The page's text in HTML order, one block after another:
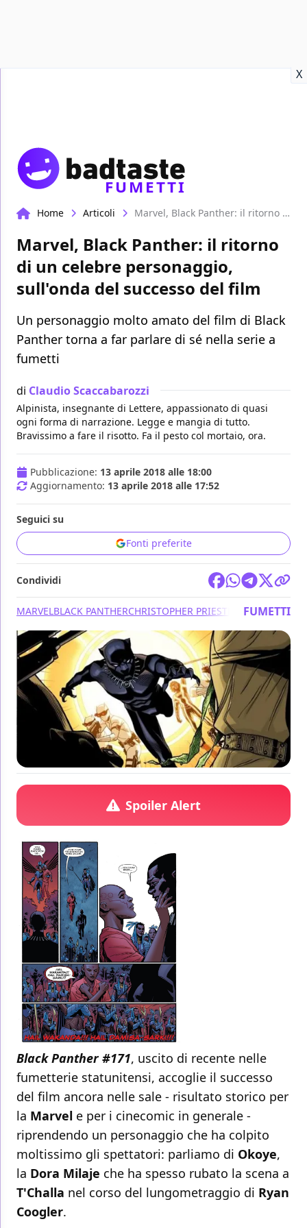
X
FUMETTI
Home Articoli Marvel, Black Panther: il ritorno di un celebre personaggio, sull'onda del successo del film
Marvel, Black Panther: il ritorno
di un celebre personaggio,
sull'onda del successo del film
Un personaggio molto amato del film di Black
Panther torna a far parlare di sé nella serie a
fumetti
di Claudio Scaccabarozzi
Alpinista, insegnante di Lettere, appassionato di quasi
ogni forma di narrazione. Legge e mangia di tutto.
Bravissimo a fare il risotto. Fa il pesto col mortaio, ora.
Pubblicazione: 13 aprile 2018 alle 18:00
Aggiornamento: 13 aprile 2018 alle 17:52
Seguici su
Fonti preferite
Condividi
MARVELBLACK PANTHERCHRISTOPHER PRIEST LEONARD KIRK
FUMETTI
Spoiler Alert
Black Panther #171, uscito di recente nelle
fumetterie statunitensi, accoglie il successo
del film ancora nelle sale - risultato storico per
la Marvel e per i cinecomic in generale -
riprendendo un personaggio che ha colpito
moltissimo gli spettatori: parliamo di Okoye,
la Dora Milaje che ha spesso rubato la scena a
T'Challa nel corso del lungometraggio di Ryan
Coogler.